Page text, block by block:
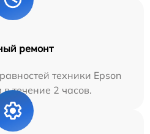
ремонт
техники Epson
течение 2 часов.